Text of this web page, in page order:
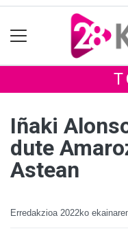
Iñaki
dute
Astean
Erredakzioa 2022ko